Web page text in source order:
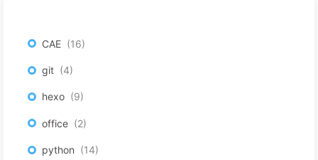
CAE 16
git 4
hexo 9
office 2
python 14